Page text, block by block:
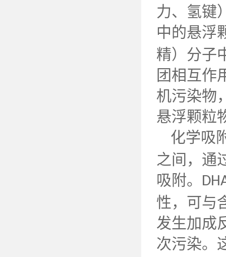
力、氢键
中的悬浮
精）分子
团相互作
机污染物
悬浮颗粒
化学吸
之间，通
吸附。
性，可与
发生加成
次污染。